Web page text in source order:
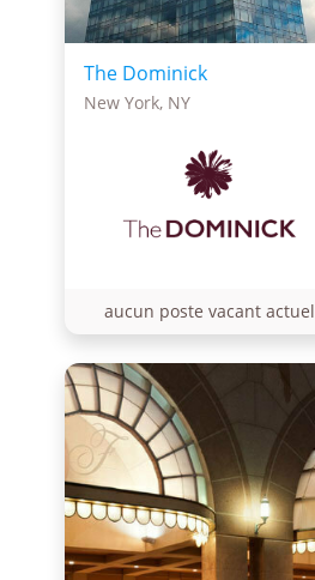
The Dominick
New York, NY
aucun poste vacant actuel